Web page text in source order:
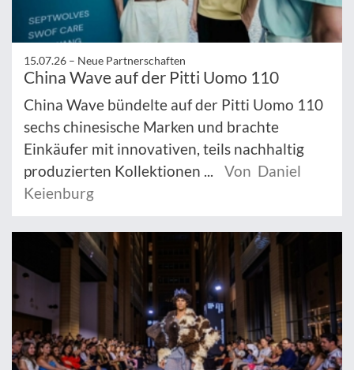
15.07.26 – Neue Partnerschaften
China Wave auf der Pitti Uomo 110
China Wave bündelte auf der Pitti Uomo 110
sechs chinesische Marken und brachte
Einkäufer mit innovativen, teils nachhaltig
produzierten Kollektionen ...
Von Daniel
Keienburg